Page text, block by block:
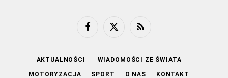
FacebookX
RSS
AKTUALNOŚCI WIADOMOŚCI ZE ŚWIATA
MOTORYZACJA SPORT O NAS KONTAKT